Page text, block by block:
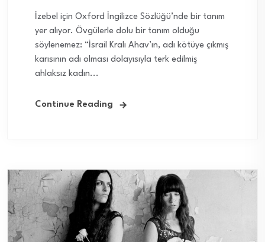
İzebel için Oxford İngilizce Sözlüğü’nde bir tanım
yer alıyor. Övgülerle dolu bir tanım olduğu
söylenemez: “İsrail Kralı Ahav’ın, adı kötüye çıkmış
karısının adı olması dolayısıyla terk edilmiş
ahlaksız kadın...
Continue Reading